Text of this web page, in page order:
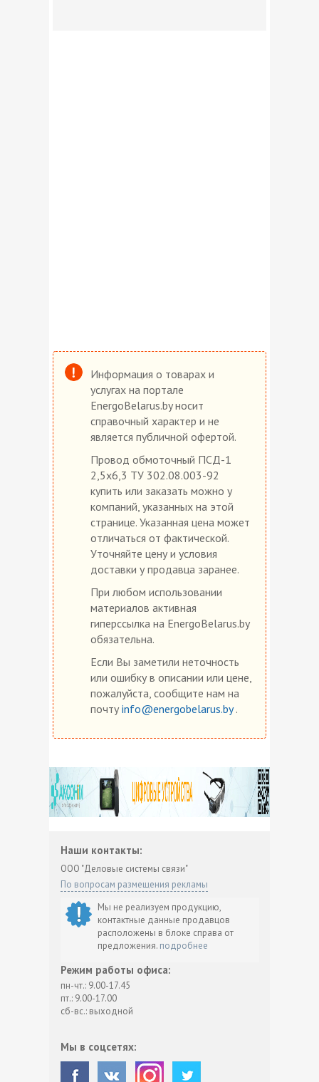
Информация о товарах и
услугах на портале
EnergoBelarus.by носит
справочный характер и не
является публичной офертой.
Провод обмоточный ПСД-1
2,5х6,3 ТУ 302.08.003-92
купить или заказать можно у
компаний, указанных на этой
странице. Указанная цена может
отличаться от фактической.
Уточняйте цену и условия
доставки у продавца заранее.
При любом использовании
материалов активная
гиперссылка на EnergoBelarus.by
обязательна.
Если Вы заметили неточность
или ошибку в описании или цене,
пожалуйста, сообщите нам на
почту info@energobelarus.by.
Наши контакты:
ООО "Деловые системы связи"
По вопросам размещения рекламы
Мы не реализуем продукцию,
контактные данные продавцов
расположены в блоке справа от
предложения. подробнее
Режим работы офиса:
пн-чт.: 9.00-17.45
пт.: 9.00-17.00
сб-вс.: выходной
Мы в соцсетях: